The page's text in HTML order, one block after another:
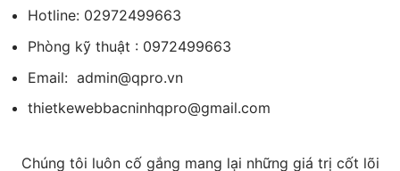
Hotline: 02972499663
Phòng kỹ thuật : 0972499663
Email:admin@qpro.vn
thietkewebbacninhqpro@gmail.com
Chúng tôi luôn cố gắng mang lại những giá trị cốt lõi